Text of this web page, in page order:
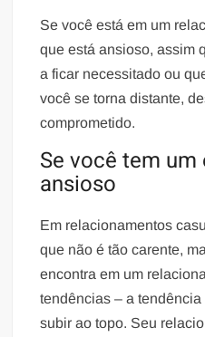
Se você está em um
que está ansioso, assim
a ficar necessitado ou
você se torna distante,
comprometido.
Se você tem
ansioso
Em relacionamentos
que não é tão carente,
encontra em um
tendências – a
subir ao topo. Seu